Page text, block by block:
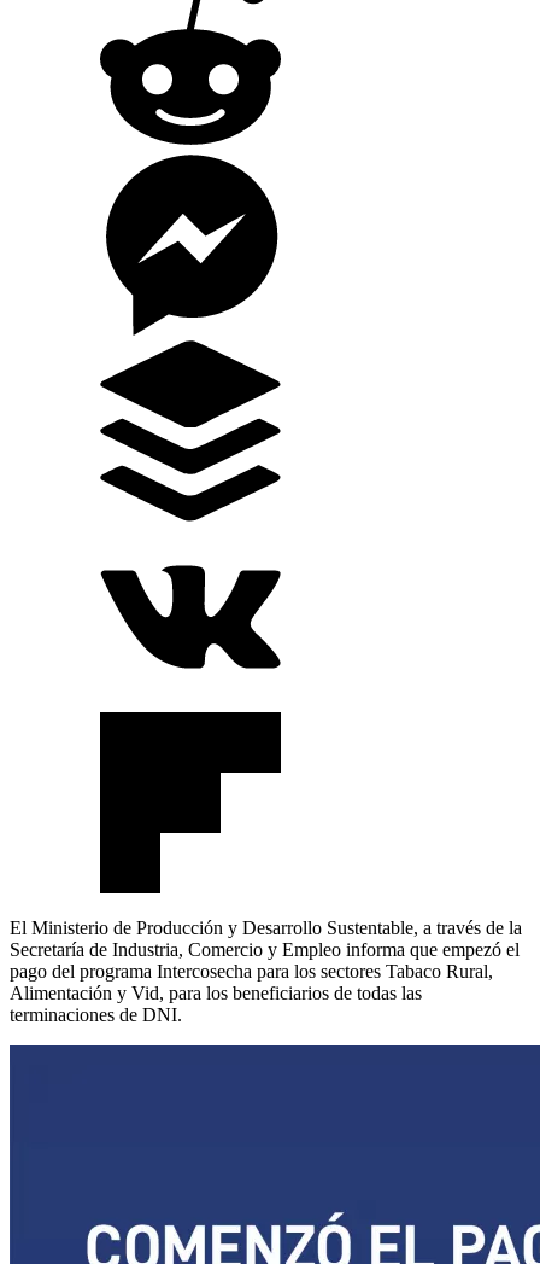
El Ministerio de Producción y Desarrollo Sustentable, a través de la
Secretaría de Industria, Comercio y Empleo informa que empezó el
pago del programa Intercosecha para los sectores Tabaco Rural,
Alimentación y Vid, para los beneficiarios de todas las
terminaciones de DNI.